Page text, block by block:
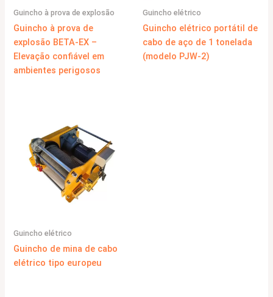
Guincho à prova de explosão
Guincho à prova de
explosão BETA-EX –
Elevação confiável em
ambientes perigosos
Guincho elétrico
Guincho elétrico portátil de
cabo de aço de 1 tonelada
(modelo PJW-2)
Guincho elétrico
Guincho de mina de cabo
elétrico tipo europeu